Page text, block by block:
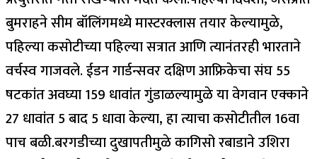
बुमराहने सीम बॉलिंगमध्ये मास्टरक्लास तयार केल्यामुळे,
पहिल्या कसोटीच्या पहिल्या सत्रात आणि त्यानंतरही भारताने
वर्चस्व गाजवले. ईडन गार्डन्सवर दक्षिण आफ्रिकेचा संघ 55
षटकांत अवघ्या 159 धावांत गुंडाळल्यामुळे या वेगवान एक्काने
27 धावांत 5 बाद 5 धावा केल्या, हा त्याचा कसोटीतील 16वा
पाच बळी.बरगडीच्या दुखापतीमुळे कागिसो रबाडाने उशिरा